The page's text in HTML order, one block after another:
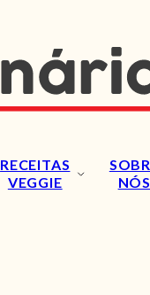
RECEITAS
VEGGIE
NÓS